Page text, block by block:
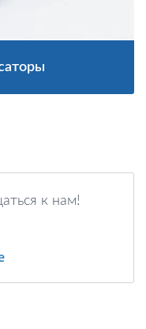
к нам!